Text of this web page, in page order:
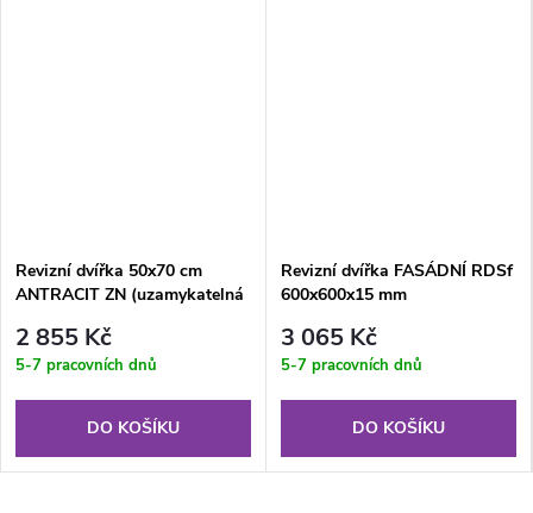
Revizní dvířka 50x70 cm
ANTRACIT ZN (uzamykatelná
2 855 Kč
5-7 pracovních dnů
DO KOŠÍKU
Revizní dvířka FASÁDNÍ RDSf
600x600x15 mm
3 065 Kč
5-7 pracovních dnů
DO KOŠÍKU